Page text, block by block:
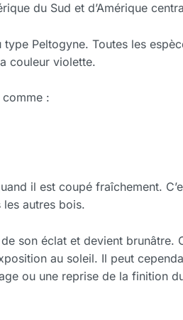
du Sud et d’Amérique
type Peltogyne. Toutes les
couleur violette.
:
il est coupé fraîchement.
autres bois.
son éclat et devient brunâtre.
au soleil. Il peut
ou une reprise de la finition